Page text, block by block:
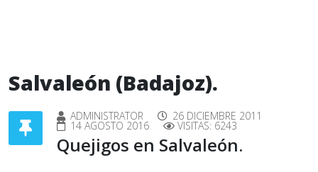
Salvaleón (Badajoz).
ADMINISTRATOR 26 DICIEMBRE 2011
14 AGOSTO 2016 VISITAS: 6243
Quejigos en Salvaleón.